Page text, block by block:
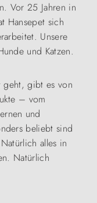
Vor 25 Jahren in
Hansepet sich
Unsere
und Katzen.
geht, gibt es von
– vom
und
beliebt sind
alles in
Natürlich